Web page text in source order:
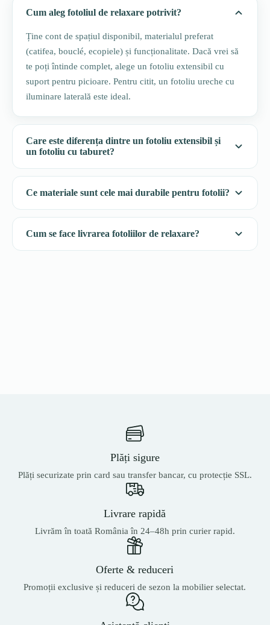
Cum aleg fotoliul de relaxare potrivit?
Ține cont de spațiul disponibil, materialul preferat
(catifea, bouclé, ecopiele) și funcționalitate. Dacă vrei să
te poți întinde complet, alege un fotoliu extensibil cu
suport pentru picioare. Pentru citit, un fotoliu ureche cu
iluminare laterală este ideal.
Care este diferența dintre un fotoliu extensibil și
un fotoliu cu taburet?
Ce materiale sunt cele mai durabile pentru fotolii?
Cum se face livrarea fotoliilor de relaxare?
Plăți sigure
Plăți securizate prin card sau transfer bancar, cu protecție SSL.
Livrare rapidă
Livrăm în toată România în 24–48h prin curier rapid.
Oferte & reduceri
Promoții exclusive și reduceri de sezon la mobilier selectat.